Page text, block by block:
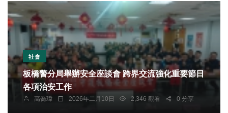
社會
板橋警分局舉辦安全座談會 跨界交流強化重要節日
各項治安工作
高喬瑋 2026年二月10日 2,346 觀看 0 分享